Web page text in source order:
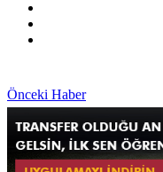
Önceki Haber